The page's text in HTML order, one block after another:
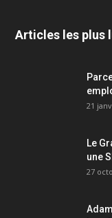
Articles les plus
21
Le
une
27